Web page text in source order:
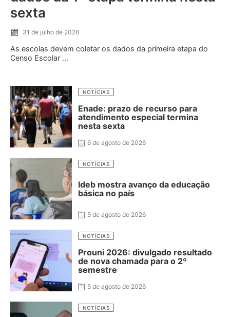
sexta
31 de julho de 2026
As escolas devem coletar os dados da primeira etapa do
Censo Escolar ...
NOTÍCIAS
Enade: prazo de recurso para
atendimento especial termina
nesta sexta
6 de agosto de 2026
NOTÍCIAS
Ideb mostra avanço da educação
básica no país
5 de agosto de 2026
NOTÍCIAS
Prouni 2026: divulgado resultado
de nova chamada para o 2º
semestre
5 de agosto de 2026
NOTÍCIAS